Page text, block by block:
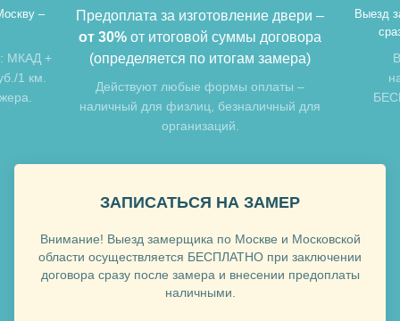
Хочу такую
–
МКАД +
1 км.
Предоплата за изготовление двери –
от 30% от итоговой суммы договора
(определяется по итогам замера)
Действуют любые формы оплаты –
наличный для физлиц, безналичный для
организаций.
Выезд
ЗАПИСАТЬСЯ НА ЗАМЕР
Внимание! Выезд замерщика по Москве и Московской
области осуществляется БЕСПЛАТНО при заключении
договора сразу после замера и внесении предоплаты
наличными.